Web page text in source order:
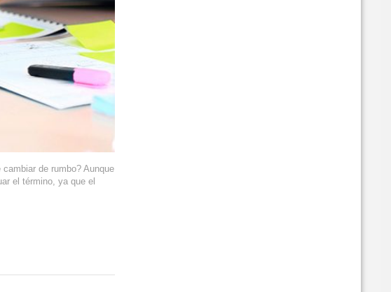
de rumbo? Aunque
el término, ya que el